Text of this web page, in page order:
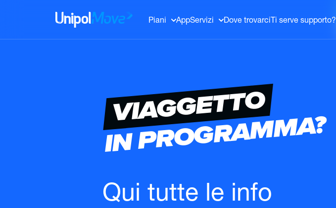
UnipolMove Piani AppServizi Dove trovarci Ti serve supporto?
VIAGGETTO
IN PROGRAMMA?
Qui tutte le info